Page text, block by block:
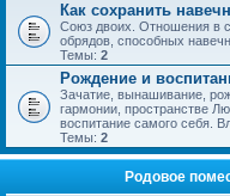
Как сохранить
Союз двоих. Отношения в
обрядов, способных
Темы: 2
Рождение и
Зачатие, вынашивание,
гармонии, пространстве
воспитание самого себя.
Темы: 2
Родовое